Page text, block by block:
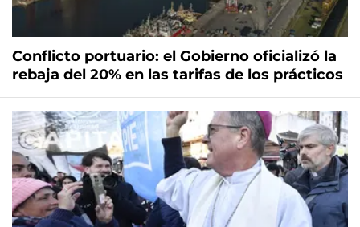
Conflicto portuario: el Gobierno oficializó la
rebaja del 20% en las tarifas de los prácticos